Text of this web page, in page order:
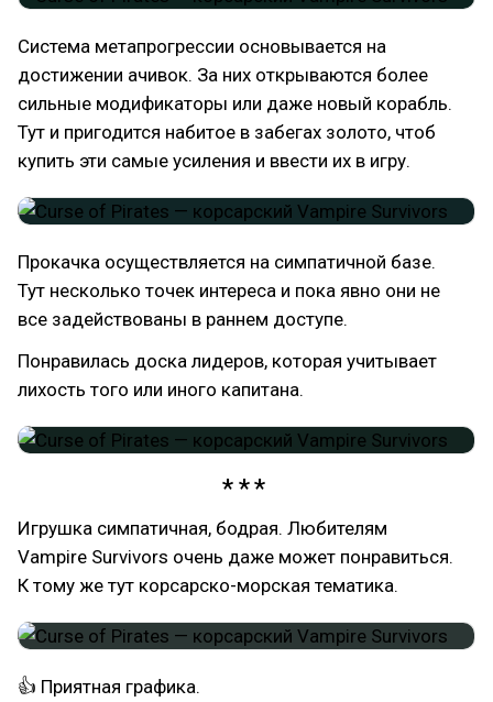
Система метапрогрессии основывается на
достижении ачивок. За них открываются более
сильные модификаторы или даже новый корабль.
Тут и пригодится набитое в забегах золото, чтоб
купить эти самые усиления и ввести их в игру.
Прокачка осуществляется на симпатичной базе.
Тут несколько точек интереса и пока явно они не
все задействованы в раннем доступе.
Понравилась доска лидеров, которая учитывает
лихость того или иного капитана.
Игрушка симпатичная, бодрая. Любителям
Vampire Survivors очень даже может понравиться.
К тому же тут корсарско-морская тематика.
👍 Приятная графика.